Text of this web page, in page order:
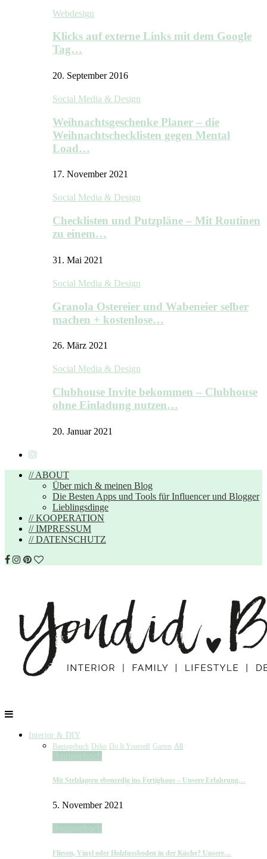
Webdesign
Klicks auf externe Links mit dem Google
Tag…
20. September 2016
Social Media & Design
Weihnachtsgeschenke Planer – die
Weihnachtschecklisten gegen Mental
Load…
17. November 2021
Social Media & Design
Checklisten und Putzpläne – Mit Routinen
zu einem…
31. Mai 2021
Social Media & Design
Granola Ostereier und Wabeneier selber
machen + kostenlose…
26. März 2021
Social Media & Design
Clubhouse Invite bekommen – Clubhouse
ohne Einladung nutzen…
20. Januar 2021
// ABOUT
Über mich & meinen Blog
Die Besten Apps und Tools für Influencer und Blogger
Lieblingsdinge
// KOOPERATION
// IMPRESSUM
// DATENSCHUTZ
Interior & DIY
Bautagebuch Deko Do It Yourself Garten All
Mit Stelzlagern ebenerdig ins Fertighaus – Unsere Erfahrung…
5. November 2021
Fliesen, Vinyl oder Holzfussboden in der Küche? Unsere…